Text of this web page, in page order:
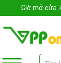
Giờ mở cửa